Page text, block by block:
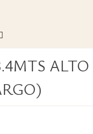
ALTO